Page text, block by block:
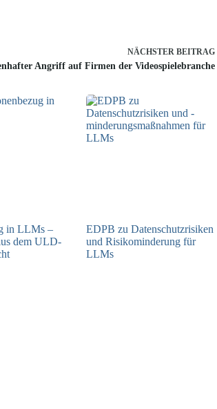
NÄCHSTER BEITRAG
Angriff auf Firmen der Videospielebranche
in LLMs –
dem ULD-
EDPB zu Datenschutzrisiken
und Risikominderung für
LLMs